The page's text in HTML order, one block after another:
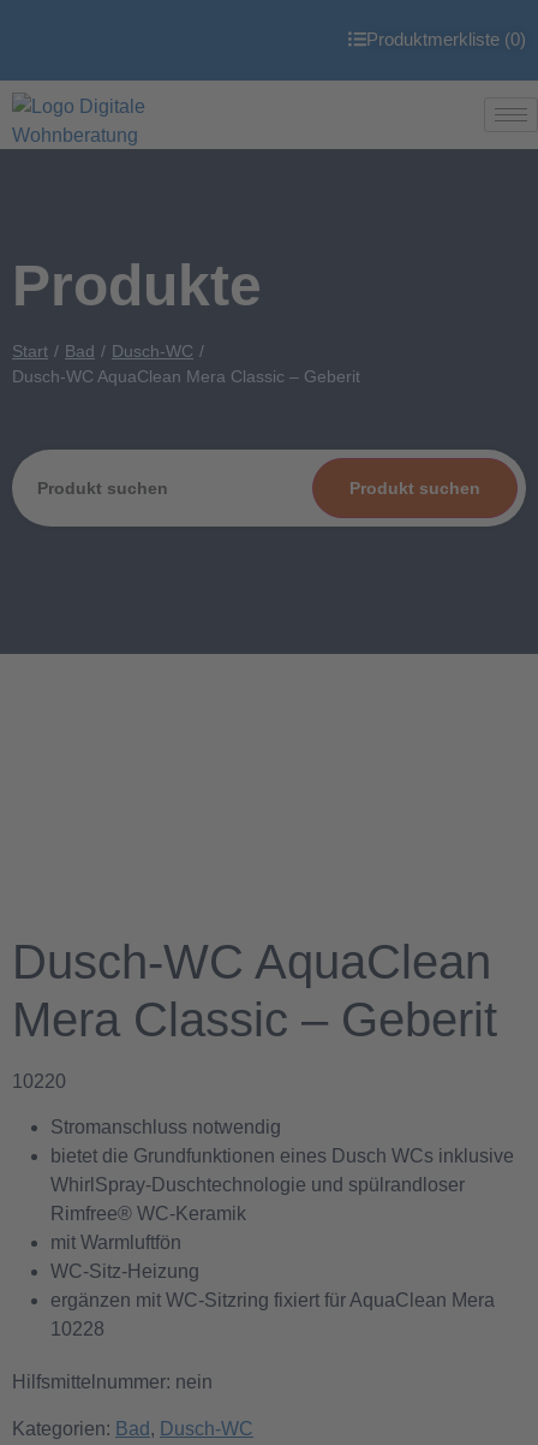
Produktmerkliste (0)
Produkte
Start Bad
Dusch-WC
Dusch-WC AquaClean Mera Classic – Geberit
Produkt suchen
Dusch-WC AquaClean
Mera Classic – Geberit
10220
Stromanschluss notwendig
bietet die Grundfunktionen eines Dusch WCs inklusive
WhirlSpray-Duschtechnologie und spülrandloser
Rimfree® WC-Keramik
mit Warmluftfön
WC-Sitz-Heizung
ergänzen mit WC-Sitzring fixiert für AquaClean Mera
10228
Hilfsmittelnummer: nein
Kategorien: Bad , Dusch-WC